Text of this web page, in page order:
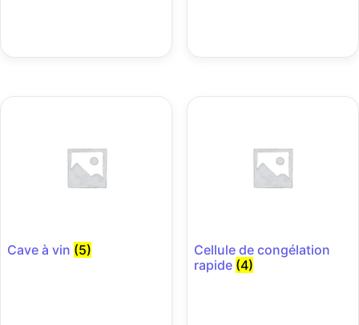
Cave à vin (5)
Cellule de congélation
rapide (4)